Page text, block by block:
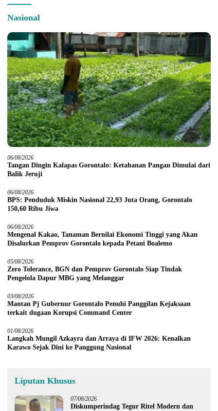
Nasional
06/08/2026
Tangan Dingin Kalapas Gorontalo: Ketahanan Pangan Dimulai dari
Balik Jeruji
06/08/2026
BPS: Penduduk Miskin Nasional 22,93 Juta Orang, Gorontalo
150,60 Ribu Jiwa
06/08/2026
Mengenal Kakao, Tanaman Bernilai Ekonomi Tinggi yang Akan
Disalurkan Pemprov Gorontalo kepada Petani Boalemo
05/08/2026
Zero Tolerance, BGN dan Pemprov Gorontalo Siap Tindak
Pengelola Dapur MBG yang Melanggar
03/08/2026
Mantan Pj Gubernur Gorontalo Penuhi Panggilan Kejaksaan
terkait dugaan Korupsi Command Center
01/08/2026
Langkah Mungil Azkayra dan Arraya di IFW 2026: Kenalkan
Karawo Sejak Dini ke Panggung Nasional
Liputan Khusus
07/08/2026
Diskumperindag Tegur Ritel Modern dan